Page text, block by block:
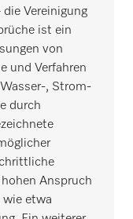
Vereinigung
ist ein
von
und Verfahren
, Strom-
durch
Anspruch
wie etwa